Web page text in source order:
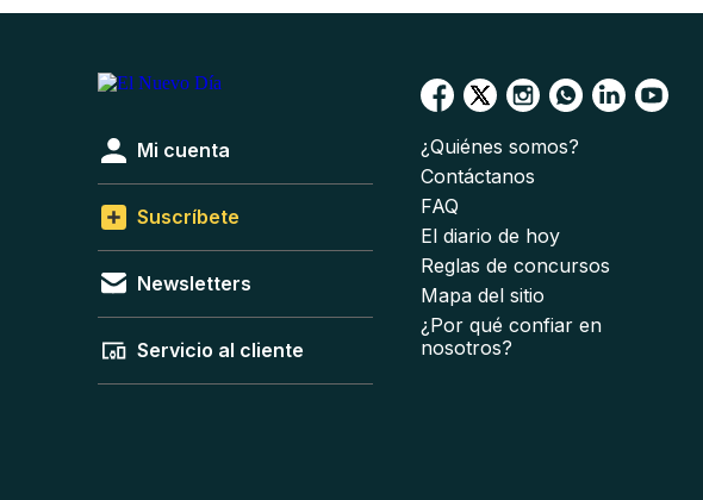
Mi cuenta
Suscríbete
Newsletters
Servicio al cliente
¿Quiénes somos?
Contáctanos
FAQ
El diario de hoy
Reglas de concursos
Mapa del sitio
¿Por qué confiar en
nosotros?